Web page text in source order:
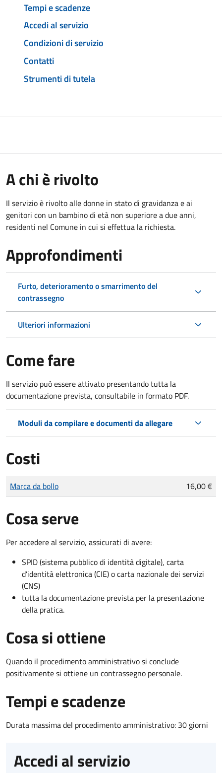
Tempi e scadenze
Accedi al servizio
Condizioni di servizio
Contatti
Strumenti di tutela
A chi è rivolto
Il servizio è rivolto alle donne in stato di gravidanza e ai
genitori con un bambino di età non superiore a due anni,
residenti nel Comune in cui si effettua la richiesta.
Approfondimenti
Furto, deterioramento o smarrimento del
contrassegno
Ulteriori informazioni
Come fare
Il servizio può essere attivato presentando tutta la
documentazione prevista, consultabile in formato PDF.
Moduli da compilare e documenti da allegare
Costi
Tipo di pagamento
Importo
Marca da bollo 16,00 €
Cosa serve
Per accedere al servizio, assicurati di avere:
SPID (sistema pubblico di identità digitale), carta
d’identità elettronica (CIE) o carta nazionale dei servizi
(CNS)
tutta la documentazione prevista per la presentazione
della pratica.
Cosa si ottiene
Quando il procedimento amministrativo si conclude
positivamente si ottiene un contrassegno personale.
Tempi e scadenze
Durata massima del procedimento amministrativo: 30 giorni
Accedi al servizio